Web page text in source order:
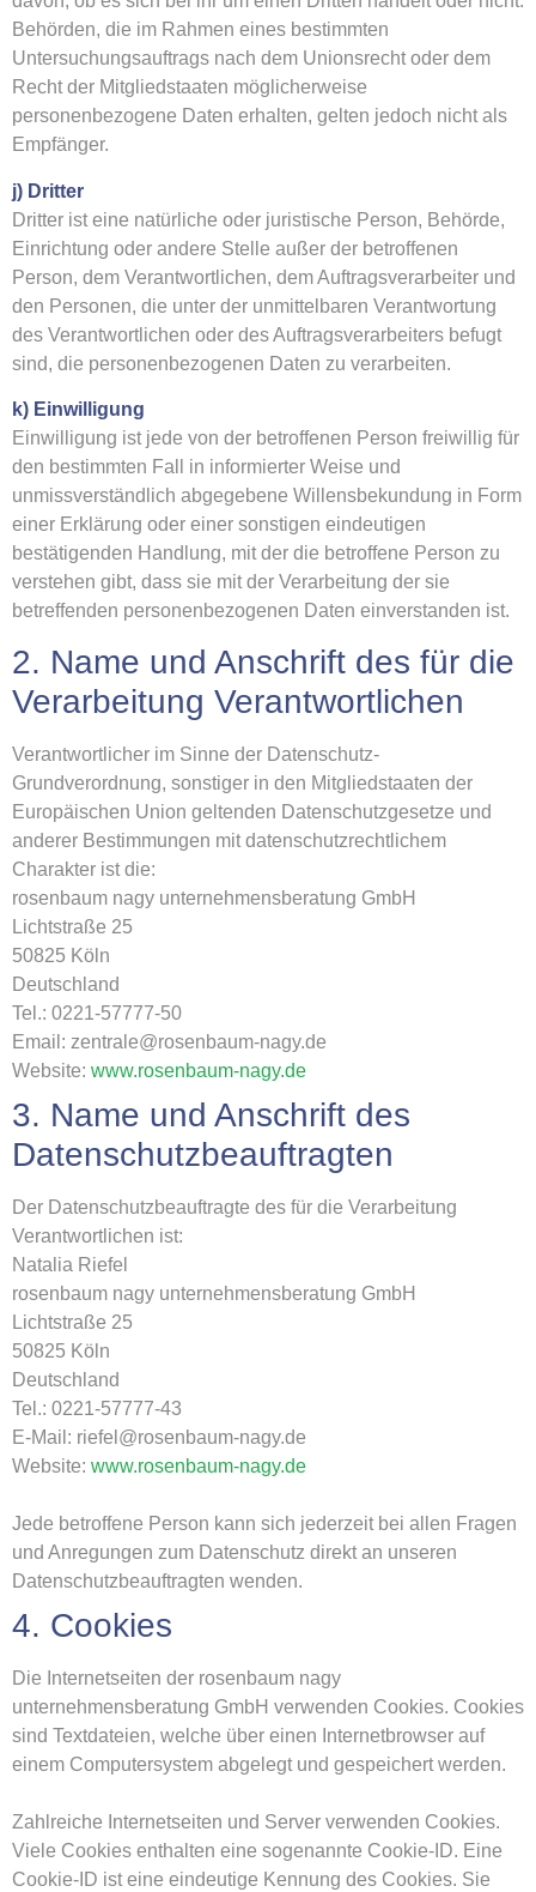
Behörden, die im Rahmen eines bestimmten
Untersuchungsauftrags nach dem Unionsrecht oder dem
Recht der Mitgliedstaaten möglicherweise
personenbezogene Daten erhalten, gelten jedoch nicht als
Empfänger.
j) Dritter
Dritter ist eine natürliche oder juristische Person, Behörde,
Einrichtung oder andere Stelle außer der betroffenen
Person, dem Verantwortlichen, dem Auftragsverarbeiter und
den Personen, die unter der unmittelbaren Verantwortung
des Verantwortlichen oder des Auftragsverarbeiters befugt
sind, die personenbezogenen Daten zu verarbeiten.
k) Einwilligung
Einwilligung ist jede von der betroffenen Person freiwillig für
den bestimmten Fall in informierter Weise und
unmissverständlich abgegebene Willensbekundung in Form
einer Erklärung oder einer sonstigen eindeutigen
bestätigenden Handlung, mit der die betroffene Person zu
verstehen gibt, dass sie mit der Verarbeitung der sie
betreffenden personenbezogenen Daten einverstanden ist.
2. Name und Anschrift des für die
Verarbeitung Verantwortlichen
Verantwortlicher im Sinne der Datenschutz-
Grundverordnung, sonstiger in den Mitgliedstaaten der
Europäischen Union geltenden Datenschutzgesetze und
anderer Bestimmungen mit datenschutzrechtlichem
Charakter ist die:
rosenbaum nagy unternehmensberatung GmbH
Lichtstraße 25
50825 Köln
Deutschland
Tel.: 0221-57777-50
Email: zentrale@rosenbaum-nagy.de
Website: www.rosenbaum-nagy.de
3. Name und Anschrift des
Datenschutzbeauftragten
Der Datenschutzbeauftragte des für die Verarbeitung
Verantwortlichen ist:
Natalia Riefel
rosenbaum nagy unternehmensberatung GmbH
Lichtstraße 25
50825 Köln
Deutschland
Tel.: 0221-57777-43
E-Mail: riefel@rosenbaum-nagy.de
Website: www.rosenbaum-nagy.de
Jede betroffene Person kann sich jederzeit bei allen Fragen
und Anregungen zum Datenschutz direkt an unseren
Datenschutzbeauftragten wenden.
4. Cookies
Die Internetseiten der rosenbaum nagy
unternehmensberatung GmbH verwenden Cookies. Cookies
sind Textdateien, welche über einen Internetbrowser auf
einem Computersystem abgelegt und gespeichert werden.
Zahlreiche Internetseiten und Server verwenden Cookies.
Viele Cookies enthalten eine sogenannte Cookie-ID. Eine
Cookie-ID ist eine eindeutige Kennung des Cookies. Sie